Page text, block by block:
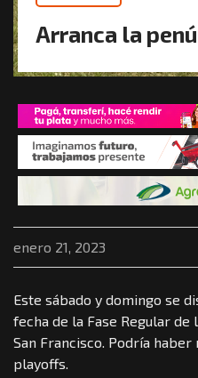
Arranca la
enero 21, 2023
Este sábado y domingo se
fecha de la Fase Regular
San Francisco. Podría
playoffs.